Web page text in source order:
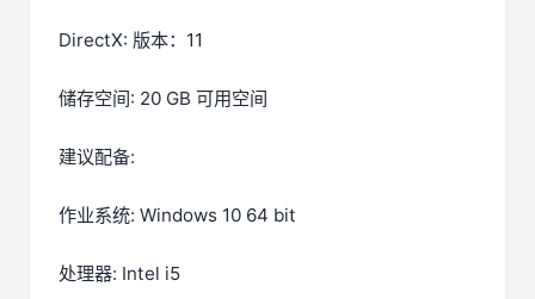
DirectX: 版本：11
储存空间: 20 GB 可用空间
建议配备:
作业系统: Windows 10 64 bit
处理器: Intel i5